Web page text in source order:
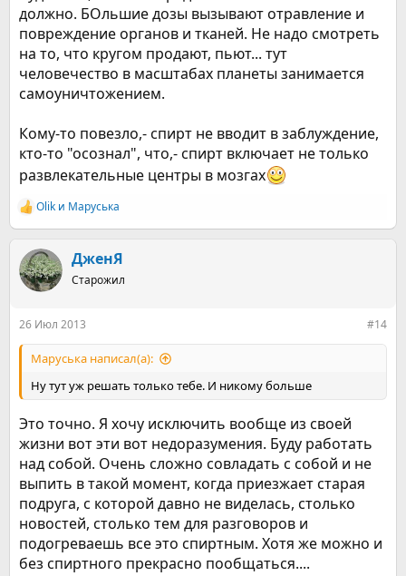
должно. БОльшие дозы вызывают отравление и
повреждение органов и тканей. Не надо смотреть
на то, что кругом продают, пьют... тут
человечество в масштабах планеты занимается
самоуничтожением.
Кому-то повезло,- спирт не вводит в заблуждение,
кто-то "осознал", что,- спирт включает не только
развлекательные центры в мозгах
Р
е
к
ц
и
Olik и Маруська
ДженЯ
Старожил
26 Июл 2013 #14
Маруська написал(а):
Ну тут уж решать только тебе. И никому больше
Это точно. Я хочу исключить вообще из своей
жизни вот эти вот недоразумения. Буду работать
над собой. Очень сложно совладать с собой и не
выпить в такой момент, когда приезжает старая
подруга, с которой давно не виделась, столько
новостей, столько тем для разговоров и
подогреваешь все это спиртным. Хотя же можно и
без спиртного прекрасно пообщаться....